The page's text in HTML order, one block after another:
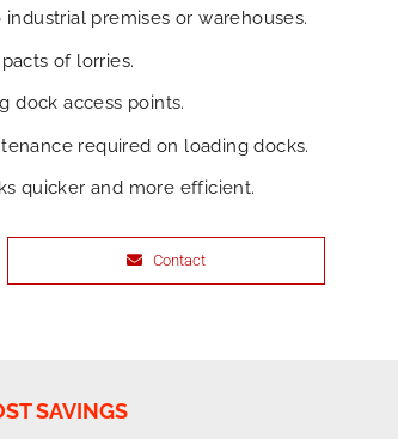
premises or warehouses.
of lorries.
dock access points.
required on loading docks.
quicker and more efficient.
Contact
SAVINGS